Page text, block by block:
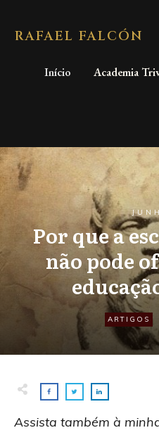
RAFAEL FALCÓN
Início Academia
Por que a
não pode
ARTIGOS
Assista também à